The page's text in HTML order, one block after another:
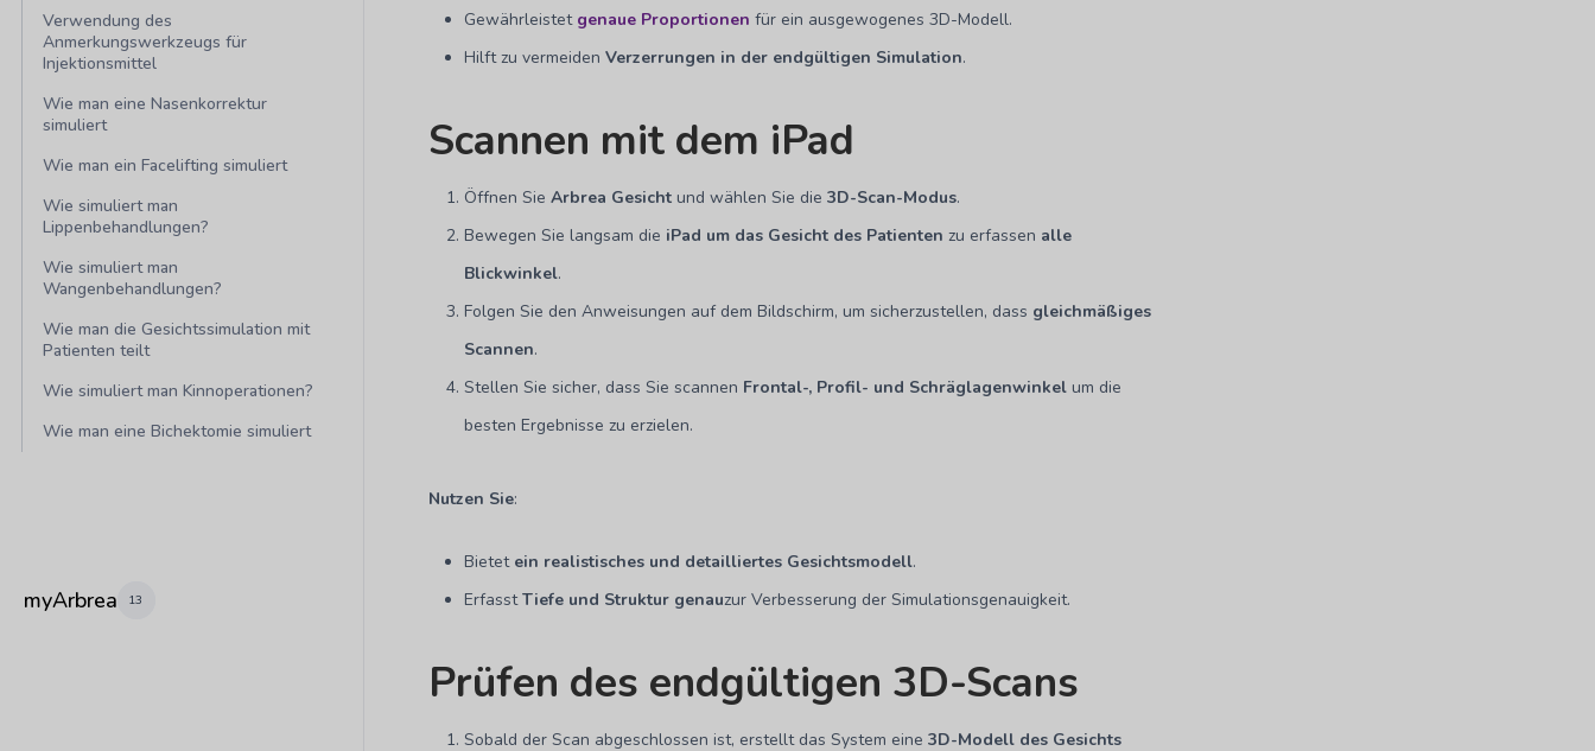
Verwendung des
Anmerkungswerkzeugs für
Injektionsmittel
Wie man eine Nasenkorrektur
simuliert
Wie man ein Facelifting simuliert
Wie simuliert man
Lippenbehandlungen?
Wie simuliert man
Wangenbehandlungen?
Wie man die Gesichtssimulation mit
Patienten teilt
Wie simuliert man Kinnoperationen?
Wie man eine Bichektomie simuliert
myArbrea 13
Gewährleistet genaue Proportionen für ein ausgewogenes 3D-Modell.
Hilft zu vermeidenVerzerrungen in der endgültigen Simulation.
Scannen mit dem iPad
Öffnen SieArbrea Gesicht und wählen Sie die3D-Scan-Modus.
Bewegen Sie langsam die iPad um das Gesicht des Patienten zu erfassen alle
Blickwinkel.
Folgen Sie den Anweisungen auf dem Bildschirm, um sicherzustellen, dass gleichmäßiges
Scannen.
Stellen Sie sicher, dass Sie scannen Frontal-, Profil- und Schräglagenwinkel um die
besten Ergebnisse zu erzielen.
Nutzen Sie:
Bietet ein realistisches und detailliertes Gesichtsmodell.
ErfasstTiefe und Struktur genauzur Verbesserung der Simulationsgenauigkeit.
Prüfen des endgültigen 3D-Scans
Sobald der Scan abgeschlossen ist, erstellt das System eine3D-Modell des Gesichts